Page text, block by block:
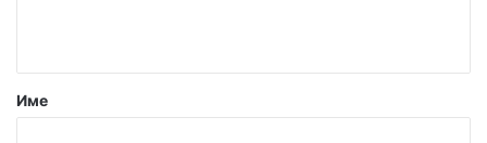
р
Име